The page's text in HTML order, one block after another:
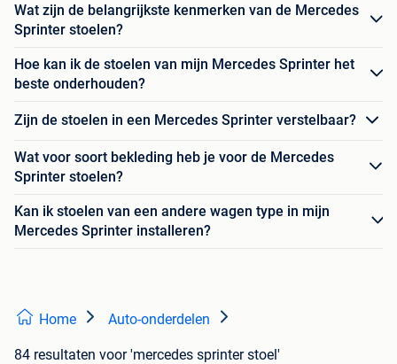
Wat zijn de belangrijkste kenmerken van de Mercedes
Sprinter stoelen?
Hoe kan ik de stoelen van mijn Mercedes Sprinter het
beste onderhouden?
Zijn de stoelen in een Mercedes Sprinter verstelbaar?
Wat voor soort bekleding heb je voor de Mercedes
Sprinter stoelen?
Kan ik stoelen van een andere wagen type in mijn
Mercedes Sprinter installeren?
Home Auto-onderdelen
84 resultaten voor 'mercedes sprinter stoel'